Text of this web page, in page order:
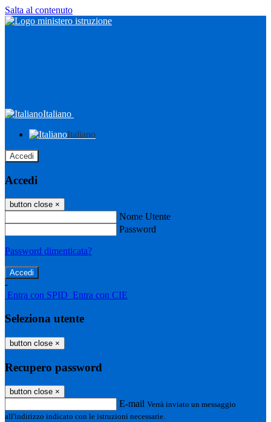
Salta al contenuto
Italiano
Italiano
Accedi
Accedi
button close ×
Nome Utente
Password
Password dimenticata?
-
Entra con SPID Entra con CIE
Seleziona utente
button close ×
Recupero password
button close ×
E-mail Verrà inviato un messaggio
all'indirizzo indicato con le istruzioni necessarie.